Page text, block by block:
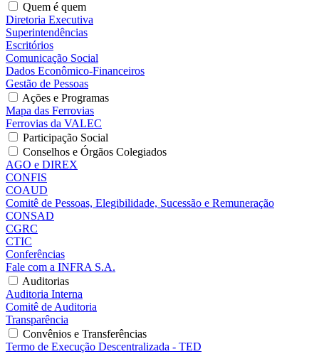
Quem é quem
Diretoria Executiva
Superintendências
Escritórios
Comunicação Social
Dados Econômico-Financeiros
Gestão de Pessoas
Ações e Programas
Mapa das Ferrovias
Ferrovias da VALEC
Participação Social
Conselhos e Órgãos Colegiados
AGO e DIREX
CONFIS
COAUD
Comitê de Pessoas, Elegibilidade, Sucessão e Remuneração
CONSAD
CGRC
CTIC
Conferências
Fale com a INFRA S.A.
Auditorias
Auditoria Interna
Comitê de Auditoria
Transparência
Convênios e Transferências
Termo de Execução Descentralizada - TED